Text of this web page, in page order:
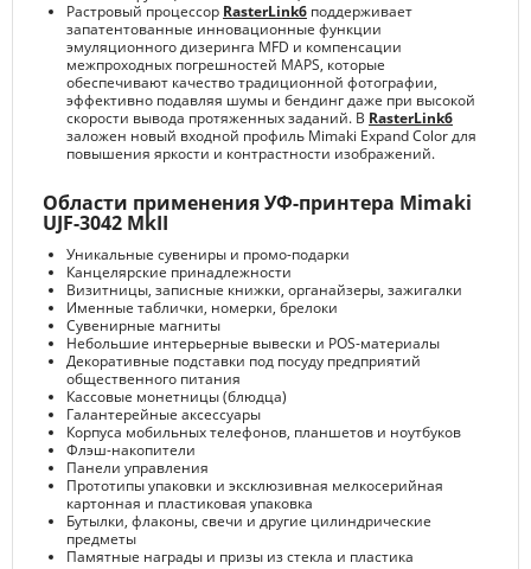
Растровый процессор RasterLink6 поддерживает
запатентованные инновационные функции
эмуляционного дизеринга MFD и компенсации
межпроходных погрешностей MAPS, которые
обеспечивают качество традиционной фотографии,
эффективно подавляя шумы и бендинг даже при высокой
скорости вывода протяженных заданий. В RasterLink6
заложен новый входной профиль Mimaki Expand Color для
повышения яркости и контрастности изображений.
Области применения УФ-принтера Mimaki
UJF-3042 MkII
Уникальные сувениры и промо-подарки
Канцелярские принадлежности
Визитницы, записные книжки, органайзеры, зажигалки
Именные таблички, номерки, брелоки
Сувенирные магниты
Небольшие интерьерные вывески и POS-материалы
Декоративные подставки под посуду предприятий
общественного питания
Кассовые монетницы (блюдца)
Галантерейные аксессуары
Корпуса мобильных телефонов, планшетов и ноутбуков
Флэш-накопители
Панели управления
Прототипы упаковки и эксклюзивная мелкосерийная
картонная и пластиковая упаковка
Бутылки, флаконы, свечи и другие цилиндрические
предметы
Памятные награды и призы из стекла и пластика